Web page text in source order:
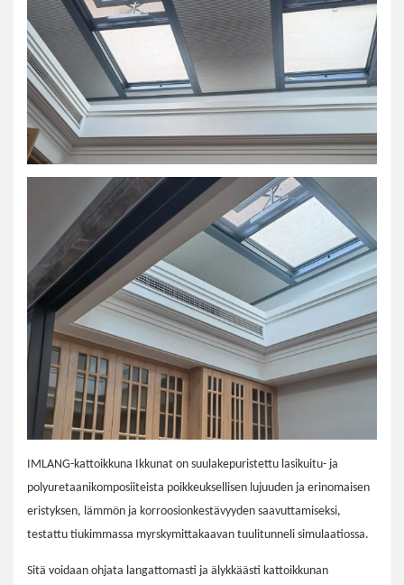
IMLANG-kattoikkuna Ikkunat on suulakepuristettu lasikuitu- ja
polyuretaanikomposiiteista poikkeuksellisen lujuuden ja erinomaisen
eristyksen, lämmön ja korroosionkestävyyden saavuttamiseksi,
testattu tiukimmassa myrskymittakaavan tuulitunneli simulaatiossa.
Sitä voidaan ohjata langattomasti ja älykkäästi kattoikkunan